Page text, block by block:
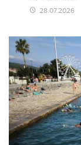
28.07.2026